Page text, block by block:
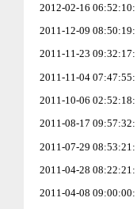
2012-02-16 06:52:10:
2011-12-09 08:50:19:
2011-11-23 09:32:17:
2011-11-04 07:47:55:
2011-10-06 02:52:18:
2011-08-17 09:57:32:
2011-07-29 08:53:21:
2011-04-28 08:22:21:
2011-04-08 09:00:00: